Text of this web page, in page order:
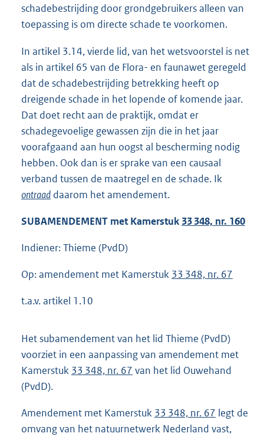
schadebestrijding door grondgebruikers alleen van
toepassing is om directe schade te voorkomen.
In artikel 3.14, vierde lid, van het wetsvoorstel is net
als in artikel 65 van de Flora- en faunawet geregeld
dat de schadebestrijding betrekking heeft op
dreigende schade in het lopende of komende jaar.
Dat doet recht aan de praktijk, omdat er
schadegevoelige gewassen zijn die in het jaar
voorafgaand aan hun oogst al bescherming nodig
hebben. Ook dan is er sprake van een causaal
verband tussen de maatregel en de schade. Ik
ontraad daarom het amendement.
SUBAMENDEMENT met Kamerstuk 33 348, nr. 160
Indiener: Thieme (PvdD)
Op: amendement met Kamerstuk 33 348, nr. 67
t.a.v. artikel 1.10
Het subamendement van het lid Thieme (PvdD)
voorziet in een aanpassing van amendement met
Kamerstuk 33 348, nr. 67 van het lid Ouwehand
(PvdD).
Amendement met Kamerstuk 33 348, nr. 67 legt de
omvang van het natuurnetwerk Nederland vast,